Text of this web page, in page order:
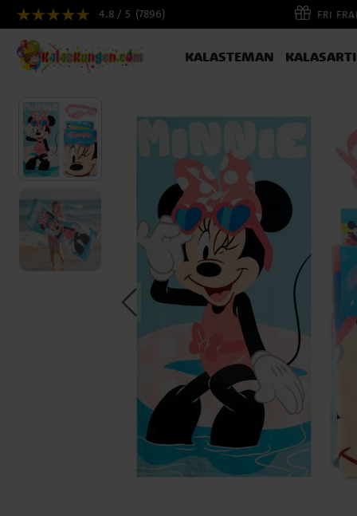
4.8 / 5 (7896) FRI
KALASTEMAN